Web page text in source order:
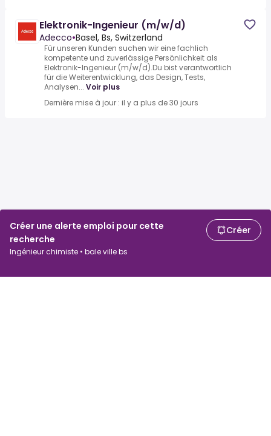
Créer une alerte emploi pour cette
recherche
Ingénieur chimiste • bale ville bs
Créer
Elektronik-Ingenieur (m/w/d)
Adecco•Basel, Bs, Switzerland
Für unseren Kunden suchen wir eine fachlich
kompetente und zuverlässige Persönlichkeit als
Elektronik-Ingenieur (m/w/d).Du bist verantwortlich
für die Weiterentwicklung, das Design, Tests,
Analysen... Voir plus
Dernière mise à jour : il y a plus de 30 jours